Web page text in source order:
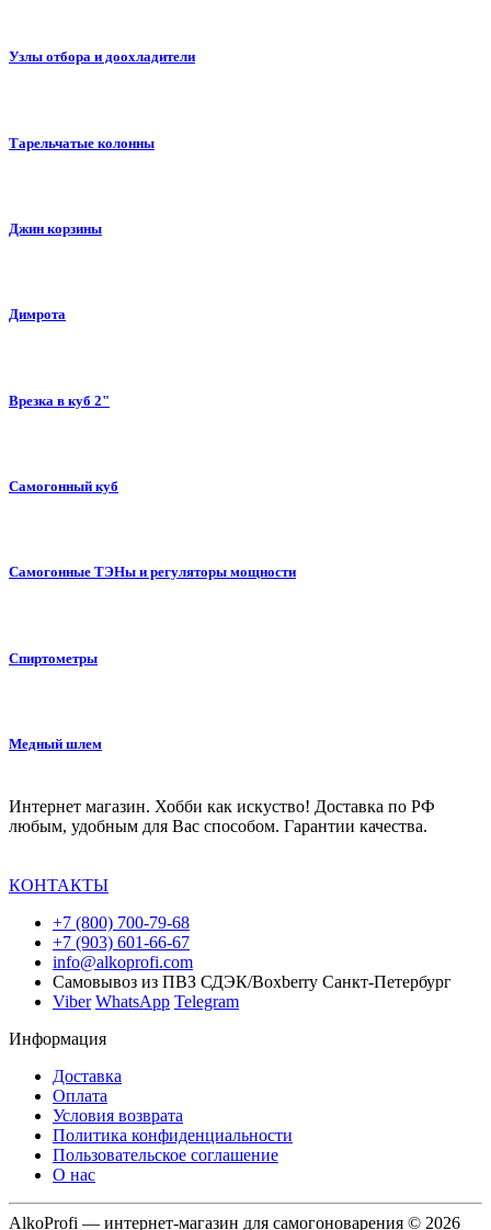
Узлы отбора и доохладители
Тарельчатые колонны
Джин корзины
Димрота
Врезка в куб 2"
Самогонный куб
Самогонные ТЭНы и регуляторы мощности
Спиртометры
Медный шлем
Интернет магазин. Хобби как искуство! Доставка по РФ
любым, удобным для Вас способом. Гарантии качества.
КОНТАКТЫ
+7 (800) 700-79-68
+7 (903) 601-66-67
info@alkoprofi.com
Самовывоз из ПВЗ СДЭК/Boxberry Санкт-Петербург
Viber WhatsApp Telegram
Информация
Доставка
Оплата
Условия возврата
Политика конфиденциальности
Пользовательское соглашение
О нас
AlkoProfi — интернет-магазин для самогоноварения © 2026